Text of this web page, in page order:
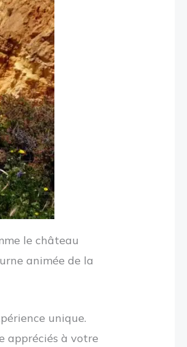
le château
animée de la
unique.
appréciés à votre